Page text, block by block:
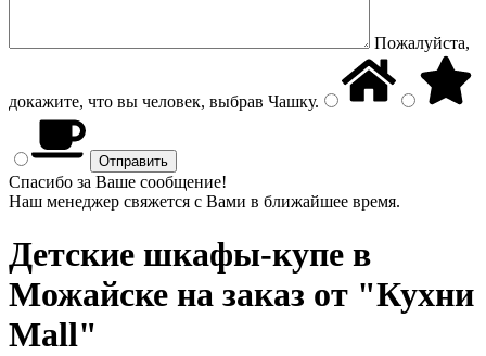
Пожалуйста,
докажите, что вы человек, выбрав Чашку.
Спасибо за Ваше сообщение!
Наш менеджер свяжется с Вами в ближайшее время.
Детские шкафы-купе в
Можайске на заказ от "Кухни
Mall"